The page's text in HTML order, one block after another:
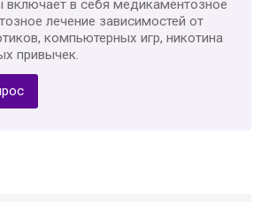
включает в себя медикаментозное
лечение зависимостей от
компьютерных игр, никотина
привычек.